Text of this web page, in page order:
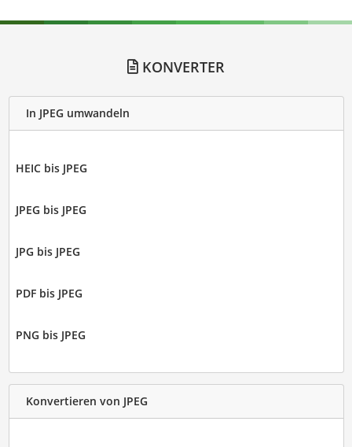
KONVERTER
In JPEG umwandeln
HEIC bis JPEG
JPEG bis JPEG
JPG bis JPEG
PDF bis JPEG
PNG bis JPEG
Konvertieren von JPEG